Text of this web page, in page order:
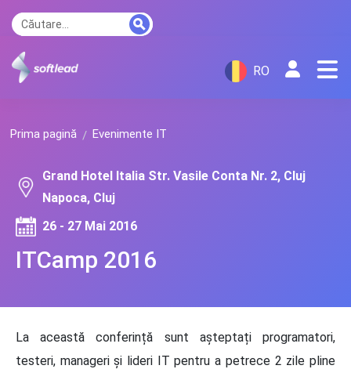
RO
Prima pagină Evenimente IT
ITCamp 2016
Grand Hotel Italia Str. Vasile Conta Nr. 2, Cluj
Napoca, Cluj
26 - 27 Mai 2016
La această conferință sunt așteptați programatori,
testeri, manageri și lideri IT pentru a petrece 2 zile pline